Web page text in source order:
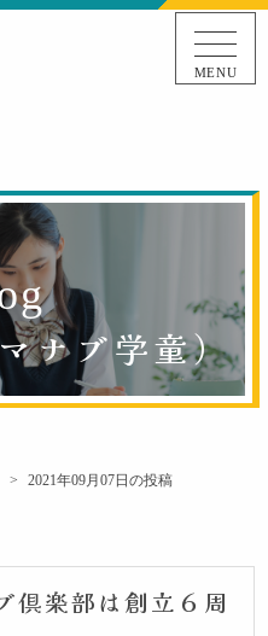
MENU
g
マナブ学童）
2021年09月07日の投稿
倶楽部は創立６周